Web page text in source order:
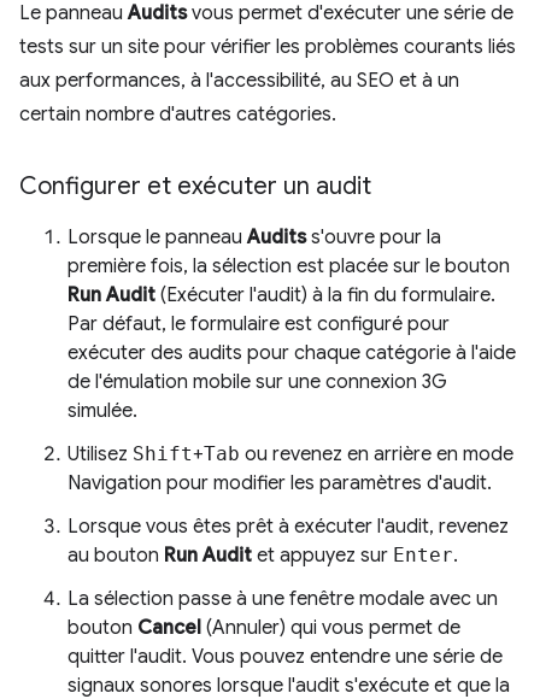
Le panneauAuditsvous permet d'exécuter une série de
tests sur un site pour vérifier les problèmes courants liés
aux performances, à l'accessibilité, au SEO et à un
certain nombre d'autres catégories.
Configurer et exécuter un audit
Lorsque le panneauAuditss'ouvre pour la
première fois, la sélection est placée sur le bouton
Run Audit (Exécuter l'audit) à la fin du formulaire.
Par défaut, le formulaire est configuré pour
exécuter des audits pour chaque catégorie à l'aide
de l'émulation mobile sur une connexion 3G
simulée.
Utilisez Shift+Tab ou revenez en arrière en mode
Navigation pour modifier les paramètres d'audit.
Lorsque vous êtes prêt à exécuter l'audit, revenez
au bouton Run Audit et appuyez sur Enter.
La sélection passe à une fenêtre modale avec un
bouton Cancel (Annuler) qui vous permet de
quitter l'audit. Vous pouvez entendre une série de
signaux sonores lorsque l'audit s'exécute et que la